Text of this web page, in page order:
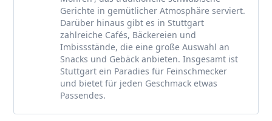
Gerichte in gemütlicher Atmosphäre serviert.
Darüber hinaus gibt es in Stuttgart
zahlreiche Cafés, Bäckereien und
Imbissstände, die eine große Auswahl an
Snacks und Gebäck anbieten. Insgesamt ist
Stuttgart ein Paradies für Feinschmecker
und bietet für jeden Geschmack etwas
Passendes.